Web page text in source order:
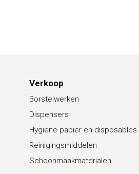
Verkoop
Borstelwerken
Dispensers
Hygiëne papier en disposables
Reinigingsmiddelen
Schoonmaakmaterialen